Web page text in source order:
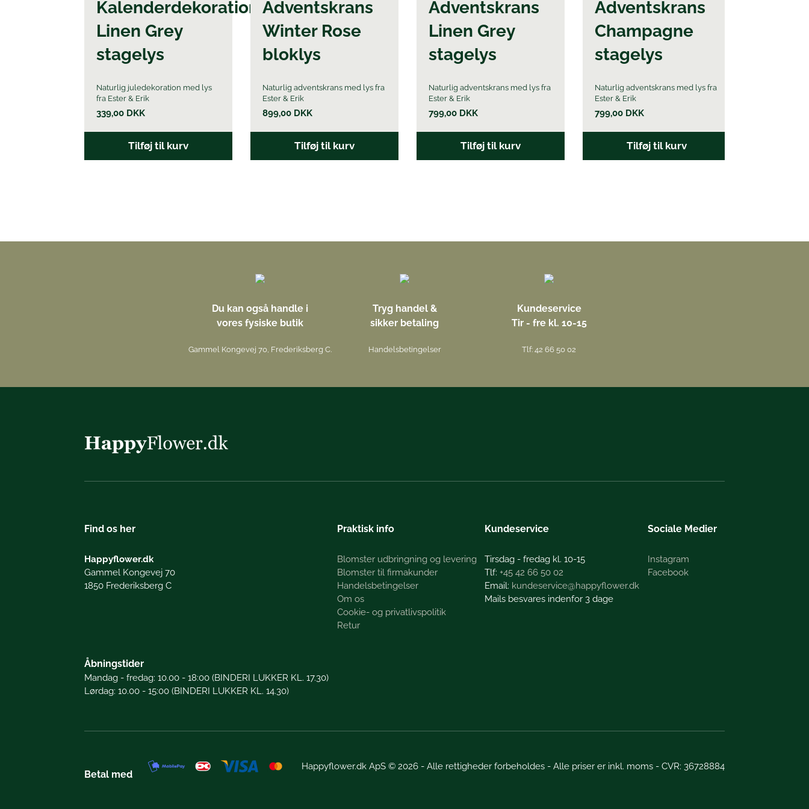
Kalenderdekoration
Linen Grey
stagelys
Naturlig juledekoration med lys
fra Ester & Erik
339,00 DKK
Tilføj til kurv
Adventskrans
Winter Rose
bloklys
Naturlig adventskrans med lys fra
Ester & Erik
899,00 DKK
Tilføj til kurv
Adventskrans
Linen Grey
stagelys
Naturlig adventskrans med lys fra
Ester & Erik
799,00 DKK
Tilføj til kurv
Adventskrans
Champagne
stagelys
Naturlig adventskrans med lys fra
Ester & Erik
799,00 DKK
Tilføj til kurv
Du kan også handle i
vores fysiske butik
Gammel Kongevej 70, Frederiksberg C.
Tryg handel &
sikker betaling
Handelsbetingelser
Kundeservice
Tir - fre kl. 10-15
Tlf: 42 66 50 02
Find os her
Happyflower.dk
Gammel Kongevej 70
1850 Frederiksberg C
Praktisk info
Blomster udbringning og levering
Blomster til firmakunder
Handelsbetingelser
Om os
Cookie- og privatlivspolitik
Retur
Kundeservice
Tirsdag - fredag kl. 10-15
+45 42 66 50 02
kundeservice@happyflower.dk
Mails besvares indenfor 3 dage
Sociale Medier
Instagram
Facebook
Åbningstider
Mandag - fredag: 10.00 - 18:00 (BINDERI LUKKER KL. 17.30)
Lørdag: 10.00 - 15:00 (BINDERI LUKKER KL. 14.30)
Betal med
Happyflower.dk ApS © 2026 - Alle rettigheder forbeholdes - Alle priser er inkl. moms - CVR: 36728884